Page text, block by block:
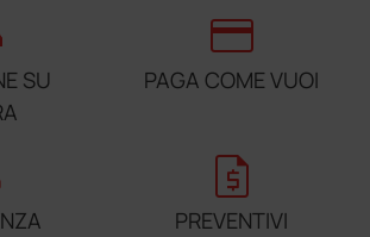
SU
credit_card
PAGA COME VUOI
request_quote
PREVENTIVI